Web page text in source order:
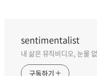
sentimentalist
내 삶은 뮤직비디오, 눈물
구독하기